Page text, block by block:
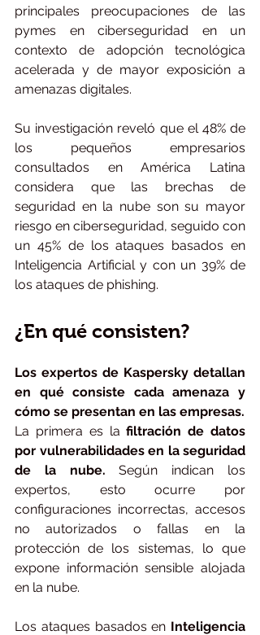
principales preocupaciones de las
pymes en ciberseguridad en un
contexto de adopción tecnológica
acelerada y de mayor exposición a
amenazas digitales.
Su investigación reveló que el 48% de
los pequeños empresarios
consultados en América Latina
considera que las brechas de
seguridad en la nube son su mayor
riesgo en ciberseguridad, seguido con
un 45% de los ataques basados en
Inteligencia Artificial y con un 39% de
los ataques de phishing.
¿En qué consisten?
Los expertos de Kaspersky detallan
en qué consiste cada amenaza y
cómo se presentan en las empresas.
La primera es la filtración de datos
por vulnerabilidades en la seguridad
de la nube. Según indican los
expertos, esto ocurre por
configuraciones incorrectas, accesos
no autorizados o fallas en la
protección de los sistemas, lo que
expone información sensible alojada
en la nube.
Los ataques basados en Inteligencia